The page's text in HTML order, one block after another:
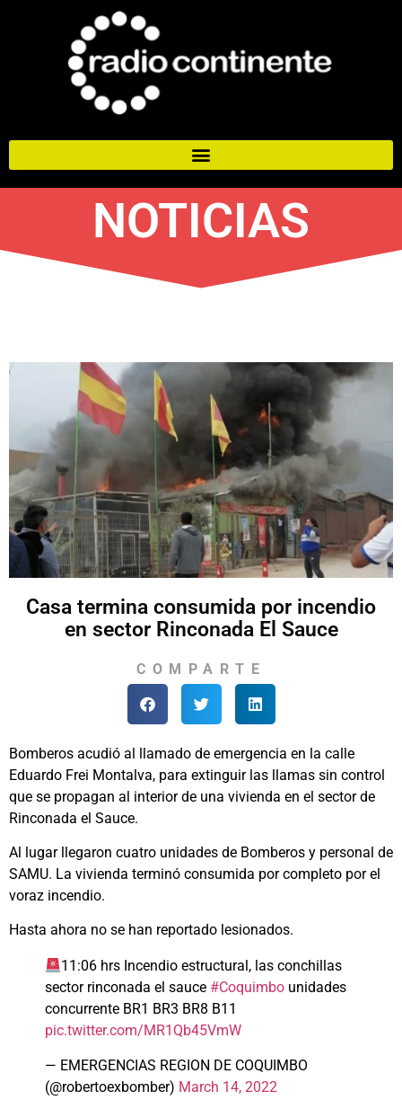
NOTICIAS
Casa termina consumida por incendio
en sector Rinconada El Sauce
COMPARTE
Bomberos acudió al llamado de emergencia en la calle
Eduardo Frei Montalva, para extinguir las llamas sin control
que se propagan al interior de una vivienda en el sector de
Rinconada el Sauce.
Al lugar llegaron cuatro unidades de Bomberos y personal de
SAMU. La vivienda terminó consumida por completo por el
voraz incendio.
Hasta ahora no se han reportado lesionados.
11:06 hrs Incendio estructural, las conchillas
sector rinconada el sauce #Coquimbo unidades
concurrente BR1 BR3 BR8 B11
pic.twitter.com/MR1Qb45VmW
— EMERGENCIAS REGION DE COQUIMBO
(@robertoexbomber) March 14, 2022